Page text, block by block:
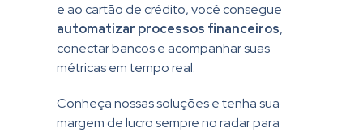
e ao cartão de crédito, você consegue
automatizar processos financeiros,
conectar bancos e acompanhar suas
métricas em tempo real.
Conheça nossas soluções e tenha sua
margem de lucro sempre no radar para